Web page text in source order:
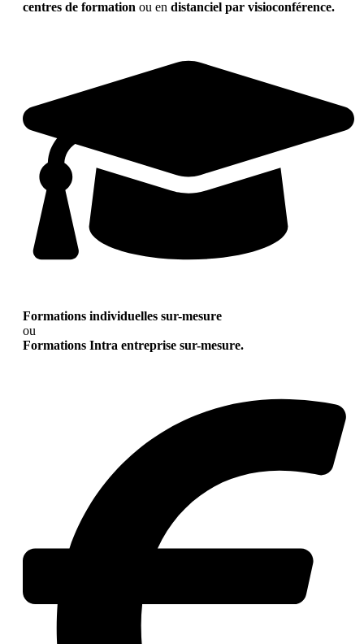
centres de formation ou en distanciel par visioconférence.
Formations individuelles sur-mesure
ou
Formations Intra entreprise sur-mesure.